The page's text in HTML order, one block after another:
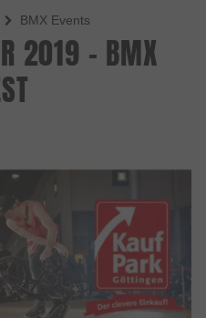
BMX Events
2019 - BMX